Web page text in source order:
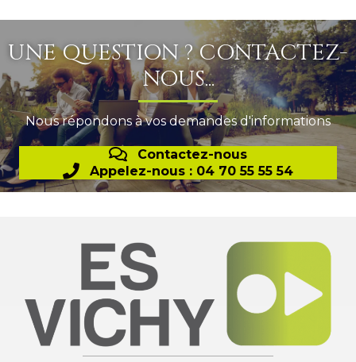
UNE QUESTION ? CONTACTEZ-
NOUS...
Nous répondons à vos demandes d'informations
Contactez-nous
Appelez-nous : 04 70 55 55 54